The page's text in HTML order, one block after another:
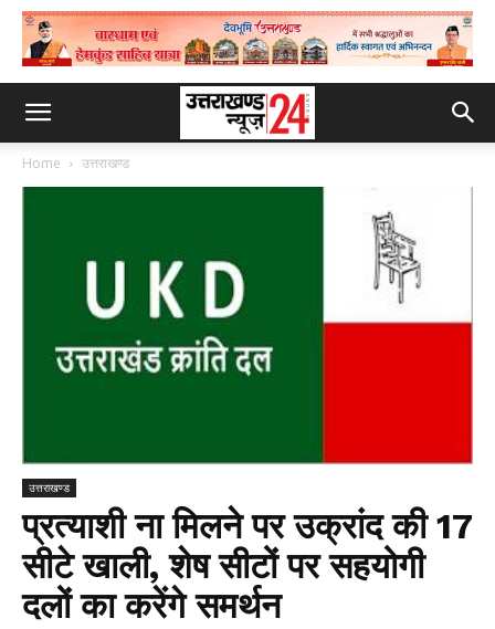
Home उत्तराखण्ड
उत्तराखण्ड
प्रत्याशी ना मिलने पर उक्रांद की 17
सीटे खाली, शेष सीटों पर सहयोगी
दलों का करेंगे समर्थन